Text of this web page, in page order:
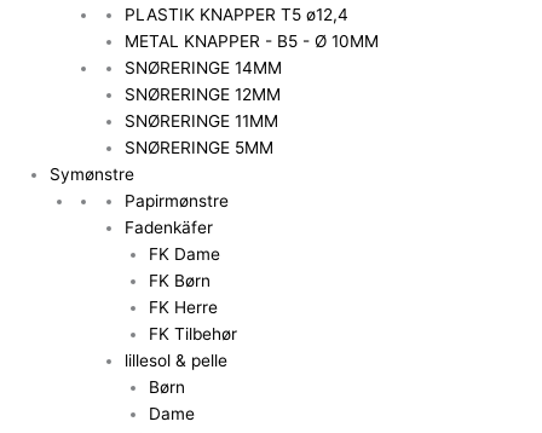
PLASTIK KNAPPER T5 ø12,4
METAL KNAPPER - B5 - Ø 10MM
SNØRERINGE 14MM
SNØRERINGE 12MM
SNØRERINGE 11MM
SNØRERINGE 5MM
Symønstre
Papirmønstre
Fadenkäfer
FK Dame
FK Børn
FK Herre
FK Tilbehør
lillesol & pelle
Børn
Dame